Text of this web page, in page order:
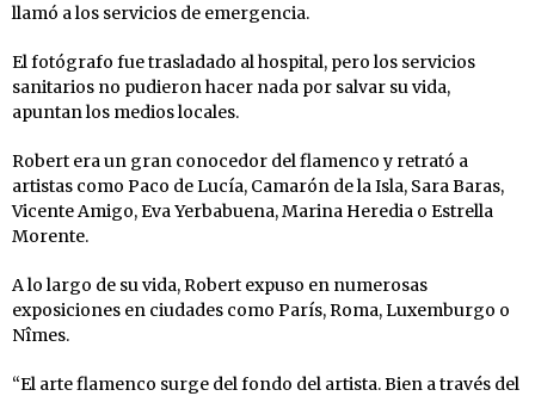
llamó a los servicios de emergencia.
El fotógrafo fue trasladado al hospital, pero los servicios
sanitarios no pudieron hacer nada por salvar su vida,
apuntan los medios locales.
Robert era un gran conocedor del flamenco y retrató a
artistas como Paco de Lucía, Camarón de la Isla, Sara Baras,
Vicente Amigo, Eva Yerbabuena, Marina Heredia o Estrella
Morente.
A lo largo de su vida, Robert expuso en numerosas
exposiciones en ciudades como París, Roma, Luxemburgo o
Nîmes.
“El arte flamenco surge del fondo del artista. Bien a través del